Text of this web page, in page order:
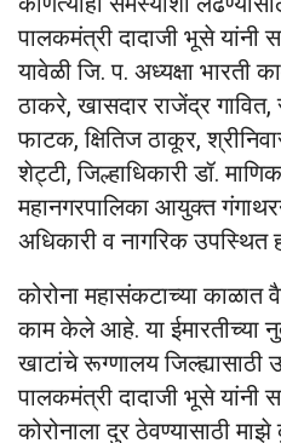
पालकमंत्री दादाजी भूसे यांनी
यावेळी जि. प. अध्यक्षा भारती
ठाकरे, खासदार राजेंद्र गावित,
फाटक, क्षितिज ठाकूर,
शेट्टी, जिल्हाधिकारी डॉ.
महानगरपालिका आयुक्त
अधिकारी व नागरिक उपस्थित
कोरोना महासंकटाच्या काळात
काम केले आहे. या ईमारतीच्या
खाटांचे रूग्णालय जिल्ह्यासाठी
पालकमंत्री दादाजी भूसे यांनी
कोरोनाला दुर ठेवण्यासाठी